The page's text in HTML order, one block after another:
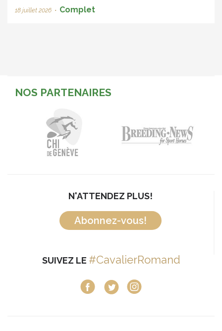
18 juillet 2026 • Complet
NOS PARTENAIRES
N'ATTENDEZ PLUS!
Abonnez-vous!
SUIVEZ LE #CavalierRomand